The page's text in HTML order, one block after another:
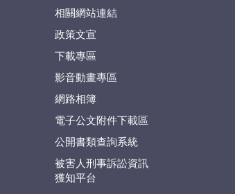
相關網站連結
政策文宣
下載專區
影音動畫專區
網路相簿
電子公文附件下載區
公開書類查詢系統
被害人刑事訴訟資訊
獲知平台